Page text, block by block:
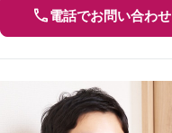
電話でお問い合わせ